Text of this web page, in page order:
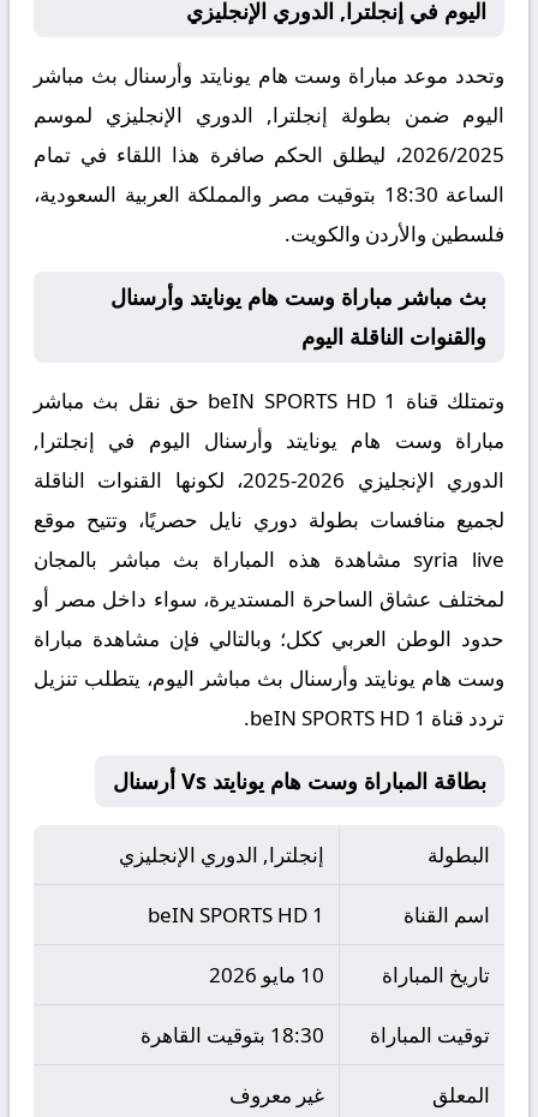
اليوم في إنجلترا, الدوري الإنجليزي
وتحدد موعد مباراة وست هام يونايتد وأرسنال بث مباشر
اليوم ضمن بطولة إنجلترا, الدوري الإنجليزي لموسم
2026/2025، ليطلق الحكم صافرة هذا اللقاء في تمام
الساعة 18:30 بتوقيت مصر والمملكة العربية السعودية،
فلسطين والأردن والكويت.
بث مباشر مباراة وست هام يونايتد وأرسنال
والقنوات الناقلة اليوم
وتمتلك قناة beIN SPORTS HD 1 حق نقل بث مباشر
مباراة وست هام يونايتد وأرسنال اليوم في إنجلترا,
الدوري الإنجليزي 2026-2025، لكونها القنوات الناقلة
لجميع منافسات بطولة دوري نايل حصريًا، وتتيح موقع
syria live مشاهدة هذه المباراة بث مباشر بالمجان
لمختلف عشاق الساحرة المستديرة، سواء داخل مصر أو
حدود الوطن العربي ككل؛ وبالتالي فإن مشاهدة مباراة
وست هام يونايتد وأرسنال بث مباشر اليوم، يتطلب تنزيل
تردد قناة beIN SPORTS HD 1.
بطاقة المباراة وست هام يونايتد Vs أرسنال
البطولة إنجلترا, الدوري الإنجليزي
اسم القناة beIN SPORTS HD 1
تاريخ المباراة 10 مايو 2026
توقيت المباراة 18:30 بتوقيت القاهرة
المعلق غير معروف